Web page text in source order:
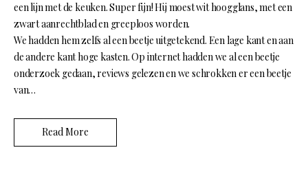
een lijn met de keuken. Super fijn! Hij moest wit hoogglans, met een
zwart aanrechtblad en greeploos worden.
We hadden hem zelfs al een beetje uitgetekend. Een lage kant en aan
de andere kant hoge kasten. Op internet hadden we al een beetje
onderzoek gedaan, reviews gelezen en we schrokken er een beetje
van…
Read More